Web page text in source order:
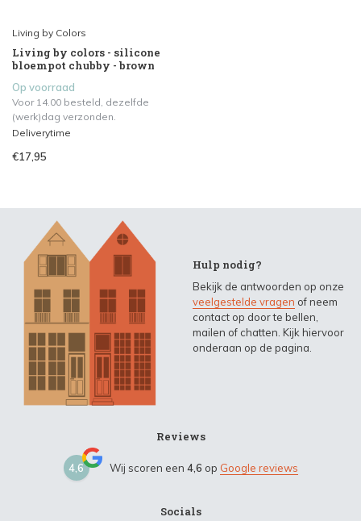
Living by Colors
Living by colors - silicone
bloempot chubby - brown
Op voorraad
Voor 14.00 besteld, dezelfde
(werk)dag verzonden.
Deliverytime
€17,95
Hulp nodig?
Bekijk de antwoorden op onze
veelgestelde vragen of neem
contact op door te bellen,
mailen of chatten. Kijk hiervoor
onderaan op de pagina.
Reviews
4,6 Wij scoren een 4,6 op Google reviews
Socials